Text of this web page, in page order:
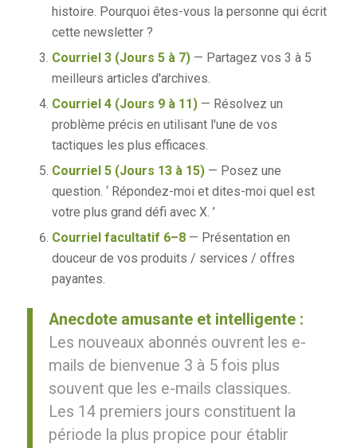
histoire. Pourquoi êtes-vous la personne qui écrit
cette newsletter ?
Courriel 3 (Jours 5 à 7)— Partagez vos 3 à 5
meilleurs articles d'archives.
Courriel 4 (Jours 9 à 11)— Résolvez un
problème précis en utilisant l'une de vos
tactiques les plus efficaces.
Courriel 5 (Jours 13 à 15)— Posez une
question. ‘ Répondez-moi et dites-moi quel est
votre plus grand défi avec X. ’
Courriel facultatif 6–8— Présentation en
douceur de vos produits / services / offres
payantes.
Anecdote amusante et intelligente :
Les nouveaux abonnés ouvrent les e-
mails de bienvenue 3 à 5 fois plus
souvent que les e-mails classiques.
Les 14 premiers jours constituent la
période la plus propice pour établir